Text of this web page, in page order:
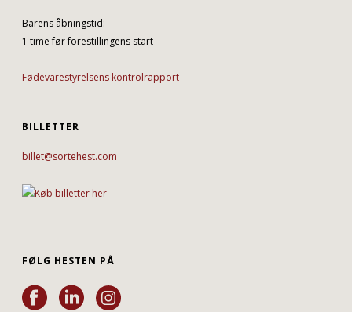
Barens åbningstid:
1 time før forestillingens start
Fødevarestyrelsens kontrolrapport
BILLETTER
billet@sortehest.com
FØLG HESTEN PÅ